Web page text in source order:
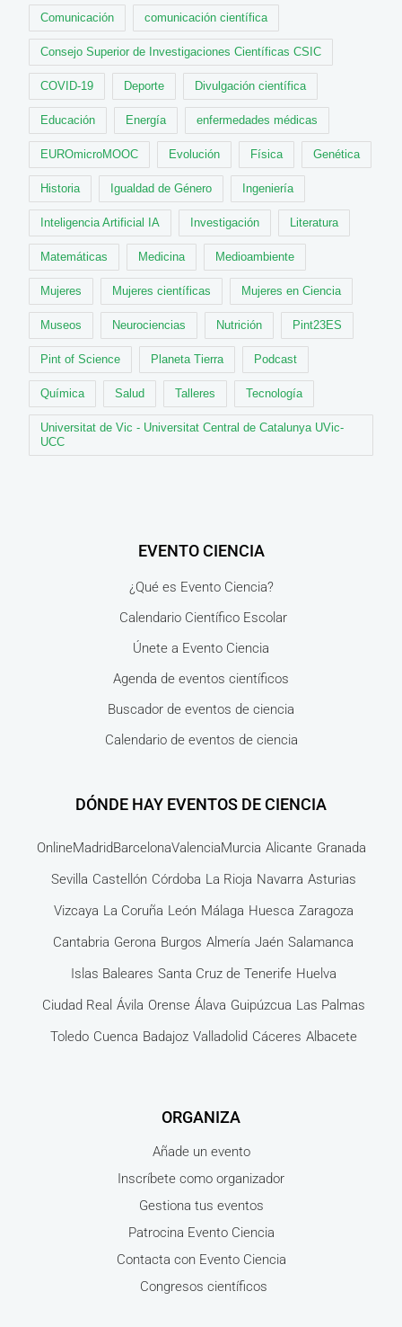
Comunicación comunicación científica
Consejo Superior de Investigaciones Científicas CSIC
COVID-19 Deporte Divulgación científica
Educación Energía enfermedades médicas
EUROmicroMOOC Evolución Física Genética
Historia Igualdad de Género Ingeniería
Inteligencia Artificial IA Investigación Literatura
Matemáticas Medicina Medioambiente
Mujeres Mujeres científicas Mujeres en Ciencia
Museos Neurociencias Nutrición Pint23ES
Pint of Science Planeta Tierra Podcast
Química Salud Talleres Tecnología
Universitat de Vic - Universitat Central de Catalunya UVic-
UCC
EVENTO CIENCIA
¿Qué es Evento Ciencia?
Calendario Científico Escolar
Únete a Evento Ciencia
Agenda de eventos científicos
Buscador de eventos de ciencia
Calendario de eventos de ciencia
DÓNDE HAY EVENTOS DE CIENCIA
OnlineMadridBarcelonaValenciaMurcia Alicante Granada
Sevilla Castellón Córdoba La Rioja Navarra Asturias
Vizcaya La Coruña León Málaga Huesca Zaragoza
Cantabria Gerona Burgos Almería Jaén Salamanca
Islas Baleares Santa Cruz de Tenerife Huelva
Ciudad Real Ávila Orense Álava Guipúzcua Las Palmas
Toledo Cuenca Badajoz Valladolid Cáceres Albacete
ORGANIZA
Añade un evento
Inscríbete como organizador
Gestiona tus eventos
Patrocina Evento Ciencia
Contacta con Evento Ciencia
Congresos científicos